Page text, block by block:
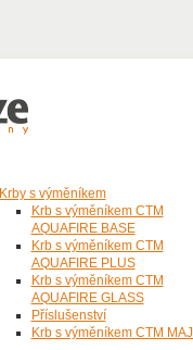
Krby s výměníkem
Krb s výměníkem CTM
AQUAFIRE BASE
Krb s výměníkem CTM
AQUAFIRE PLUS
Krb s výměníkem CTM
AQUAFIRE GLASS
Příslušenství
Krb s výměníkem CTM